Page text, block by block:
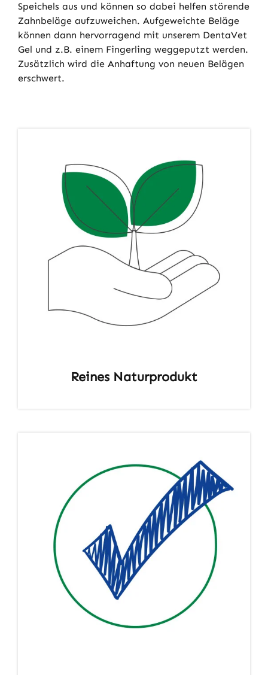
Speichels aus und können so dabei helfen störende
Zahnbeläge aufzuweichen. Aufgeweichte Beläge
können dann hervorragend mit unserem DentaVet
Gel und z.B. einem Fingerling weggeputzt werden.
Zusätzlich wird die Anhaftung von neuen Belägen
erschwert.
Reines Naturprodukt